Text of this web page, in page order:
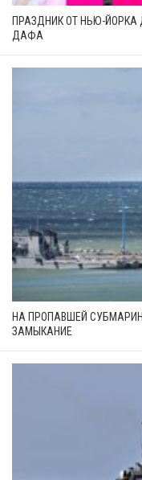
ПРАЗДНИК ОТ НЬЮ-
ДАФА
НА ПРОПАВШЕЙ
ЗАМЫКАНИЕ